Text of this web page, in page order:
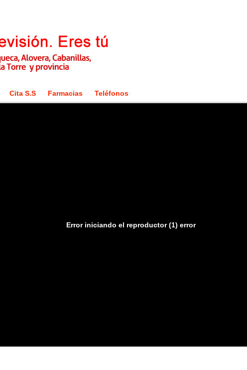
Cita S.S Farmacias Teléfonos
Error iniciando el reproductor (1) error